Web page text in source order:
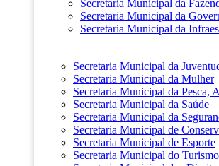
Secretaria Municipal da
Secretaria Municipal da
Secretaria Municipal da
Secretaria Municipal da
Secretaria Municipal da Mulher
Secretaria Municipal da Pesca,
Secretaria Municipal da Saúde
Secretaria Municipal da
Secretaria Municipal de
Secretaria Municipal de Esporte
Secretaria Municipal do